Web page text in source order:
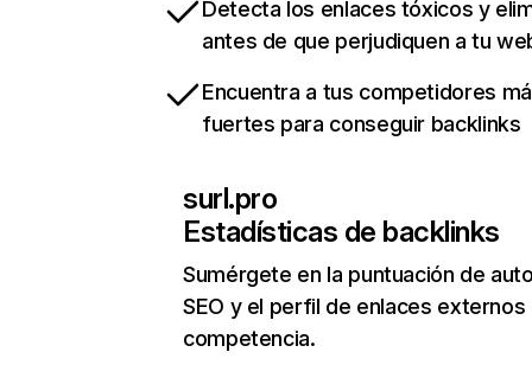
Detecta los enlaces tóxicos y
antes de que perjudiquen a tu
Encuentra a tus competidores
fuertes para conseguir backlinks
surl.pro
Estadísticas de backlinks
Sumérgete en la puntuación de
SEO y el perfil de enlaces externos
competencia.